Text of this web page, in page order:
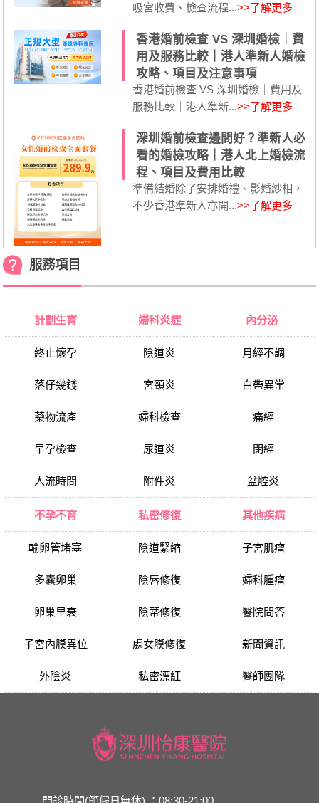
吸宮收費、檢查流程...>>了解更多
香港婚前檢查 VS 深圳婚檢｜費
用及服務比較｜港人準新人婚檢
攻略、項目及注意事項
香港婚前檢查 VS 深圳婚檢｜費用及
服務比較｜港人準新...>>了解更多
深圳婚前檢查邊間好？準新人必
看的婚檢攻略｜港人北上婚檢流
程、項目及費用比較
準備結婚除了安排婚禮、影婚紗相，
不少香港準新人亦開...>>了解更多
服務項目
計劃生育
終止懷孕
落仔幾錢
藥物流產
早孕檢查
人流時間
婦科炎症
陰道炎
宮頸炎
婦科檢查
尿道炎
附件炎
內分泌
月經不調
白帶異常
痛經
閉經
盆腔炎
不孕不育
輸卵管堵塞
多囊卵巢
卵巢早衰
子宮內膜異位
外陰炎
私密修復
陰道緊縮
陰唇修復
陰蒂修復
處女膜修復
私密漂紅
其他疾病
子宮肌瘤
婦科腫瘤
醫院問答
新聞資訊
醫師團隊
門診時間(節假日無休) ：08:30-21:00